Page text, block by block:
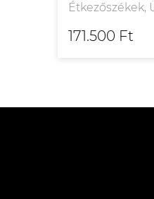
Étkezőszékek,
171.500 Ft